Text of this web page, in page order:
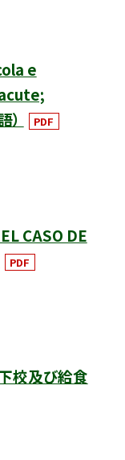
e
PDF
CASO DE
PDF
校及び給食